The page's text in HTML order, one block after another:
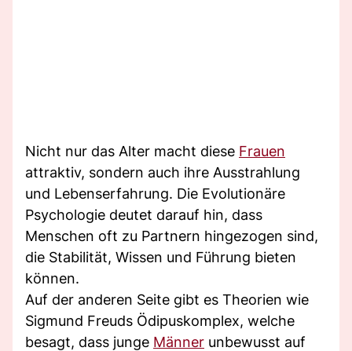
Nicht nur das Alter macht diese Frauen
attraktiv, sondern auch ihre Ausstrahlung
und Lebenserfahrung. Die Evolutionäre
Psychologie deutet darauf hin, dass
Menschen oft zu Partnern hingezogen sind,
die Stabilität, Wissen und Führung bieten
können.
Auf der anderen Seite gibt es Theorien wie
Sigmund Freuds Ödipuskomplex, welche
besagt, dass junge Männer unbewusst auf